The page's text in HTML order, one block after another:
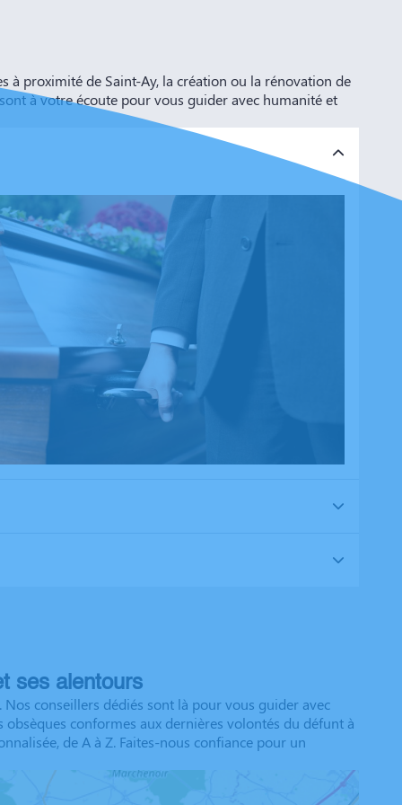
à proximité de Saint-Ay, la création ou la rénovation de
à votre écoute pour vous guider avec humanité et
ses alentours
conseillers dédiés sont là pour vous guider avec
conformes aux dernières volontés du défunt à
de A à Z. Faites-nous confiance pour un